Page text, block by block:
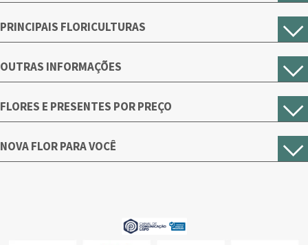
PRINCIPAIS FLORICULTURAS
OUTRAS INFORMAÇÕES
FLORES E PRESENTES POR PREÇO
NOVA FLOR PARA VOCÊ